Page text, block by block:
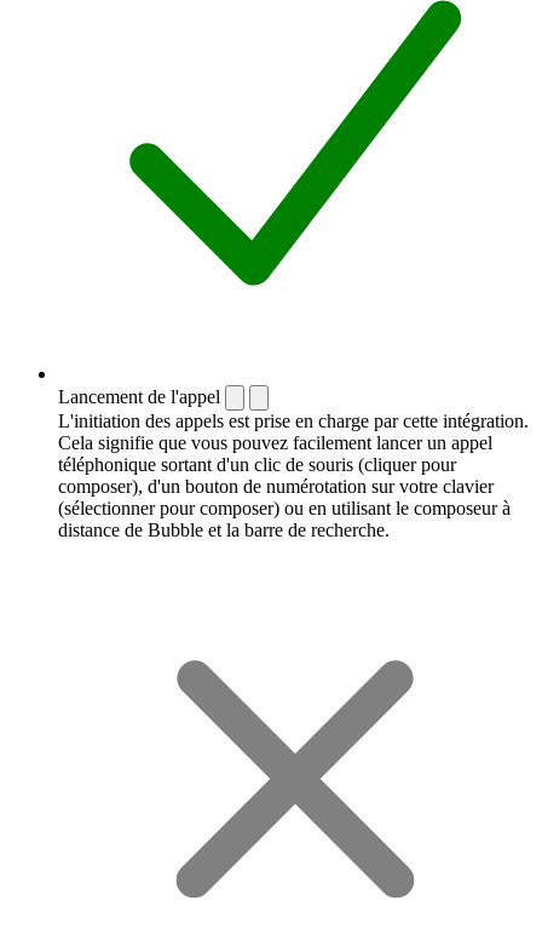
Lancement de l'appel
L'initiation des appels est prise en charge par cette intégration.
Cela signifie que vous pouvez facilement lancer un appel
téléphonique sortant d'un clic de souris (cliquer pour
composer), d'un bouton de numérotation sur votre clavier
(sélectionner pour composer) ou en utilisant le composeur à
distance de Bubble et la barre de recherche.